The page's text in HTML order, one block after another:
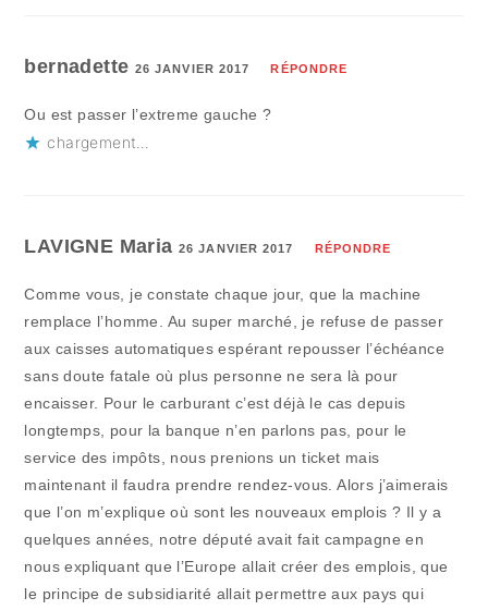
bernadette 26 JANVIER 2017 RÉPONDRE
Ou est passer l’extreme gauche ?
chargement…
LAVIGNE Maria26 JANVIER 2017 RÉPONDRE
Comme vous, je constate chaque jour, que la machine
remplace l’homme. Au super marché, je refuse de passer
aux caisses automatiques espérant repousser l’échéance
sans doute fatale où plus personne ne sera là pour
encaisser. Pour le carburant c’est déjà le cas depuis
longtemps, pour la banque n’en parlons pas, pour le
service des impôts, nous prenions un ticket mais
maintenant il faudra prendre rendez-vous. Alors j’aimerais
que l’on m’explique où sont les nouveaux emplois ? Il y a
quelques années, notre député avait fait campagne en
nous expliquant que l’Europe allait créer des emplois, que
le principe de subsidiarité allait permettre aux pays qui